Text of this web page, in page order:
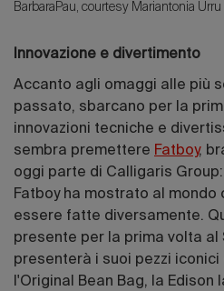
BarbaraPau, courtesy Mariantonia Urru
Innovazione e divertimento
Accanto agli omaggi alle più
passato, sbarcano per la
innovazioni tecniche e
sembra premettere Fatboy,
oggi parte di Calligaris Group:
Fatboy ha mostrato al mondo
essere fatte diversamente.
presente per la prima volta al
presenterà i suoi pezzi
l'Original Bean Bag, la Edison